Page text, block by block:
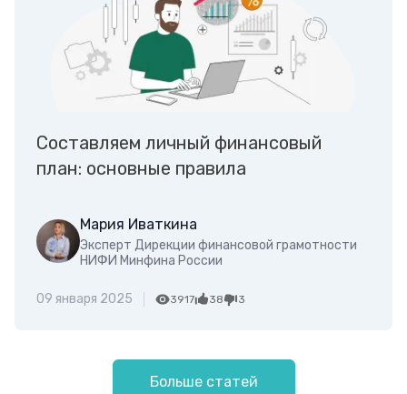
Составляем личный финансовый
план: основные правила
Мария Иваткина
Эксперт Дирекции финансовой грамотности
НИФИ Минфина России
09 января 2025 3917 38 3
Больше статей